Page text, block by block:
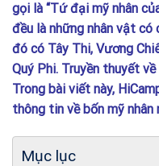
gọi là “Tứ đại mỹ nhân
đều là những nhân vật có
đó có Tây Thi, Vương
Quý Phi. Truyền thuyết
Trong bài viết này,
thông tin về bốn mỹ nhân
Mục lục